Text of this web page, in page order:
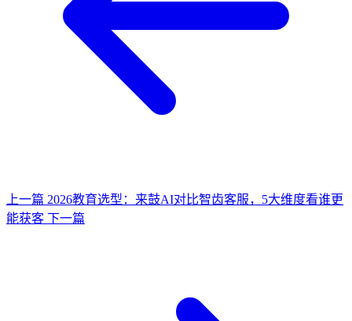
上一篇 2026教育选型：来鼓AI对比智齿客服，5大维度看谁更
能获客 下一篇